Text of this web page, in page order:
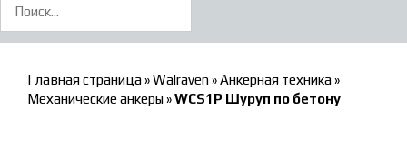
Главная страница»Walraven»Анкерная техника»
Механические анкеры»WCS1P Шуруп по бетону